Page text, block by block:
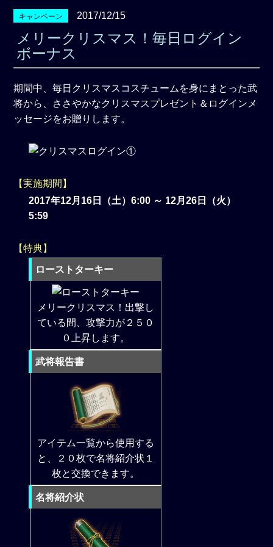
キャンペーン 2017/12/15
メリークリスマス！毎日ログイン
ボーナス
期間中、毎日クリスマスコスチュームを身にまとった武
将から、ささやかなクリスマスプレゼント＆ログインメ
ッセージをお贈りします。
【実施期間】
2017年12月16日（土）6:00 ～ 12月26日（火）
5:59
【特典】
ローストターキー
メリークリスマス！出撃し
ている間、攻撃力が２５０
０上昇します。
武将報告書
アイテム一覧から使用する
と、２０枚で名将紹介状１
枚と交換できます。
名将紹介状